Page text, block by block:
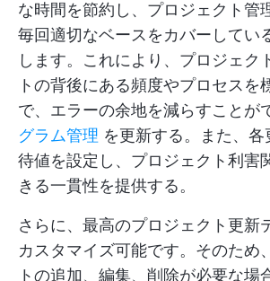
な時間を節約し、プロジェクト管
毎回適切なベースをカバーしてい
します。これにより、プロジェク
トの背後にある頻度やプロセスを
で、エラーの余地を減らすことが
グラム管理 を更新する。また、
待値を設定し、プロジェクト利害
きる一貫性を提供する。
さらに、最高のプロジェクト更新
カスタマイズ可能です。そのため
トの追加、編集、削除が必要な場